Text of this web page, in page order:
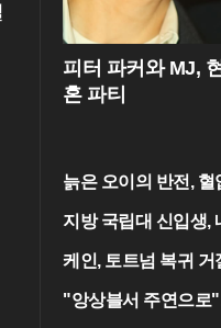
피터 파커와 MJ,
혼 파티
늙은 오이의 반전,
지방 국립대 신입생,
케인, 토트넘 복귀
"앙상블서 주연으로